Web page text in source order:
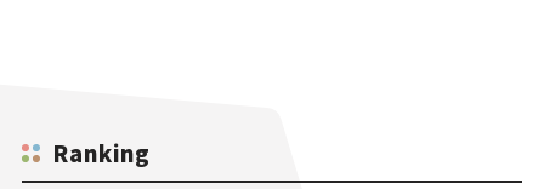
Ranking